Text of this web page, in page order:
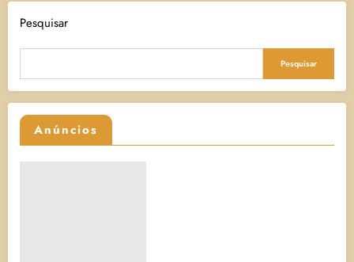
Pesquisar
Pesquisar
Anúncios